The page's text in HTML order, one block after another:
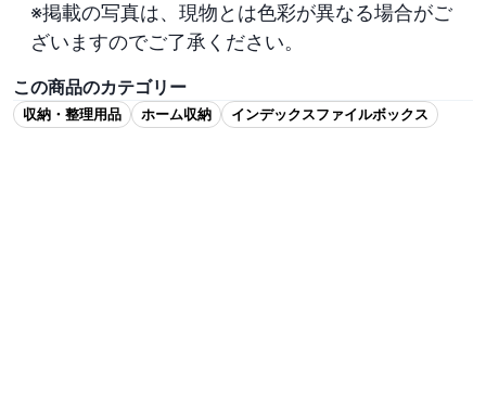
※掲載の写真は、現物とは色彩が異なる場合がご
ざいますのでご了承ください。
この商品のカテゴリー
収納・整理用品 ホーム収納 インデックスファイルボックス